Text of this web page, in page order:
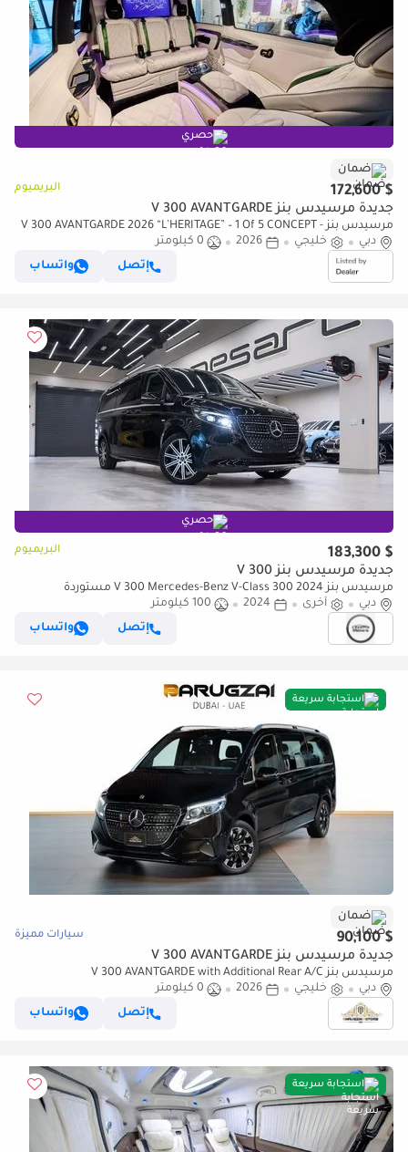
حصري
ضمان
$ 172,600 البريميوم
جديدة مرسيدس بنز V 300 AVANTGARDE
مرسيدس بنز V 300 AVANTGARDE 2026 “L’HERITAGE” – 1 Of 5 CONCEPT -
Handcrafted by ROYAL CUSTOMS in Dubai
دبي خليجي 2026
0 كيلومتر
إتصل
واتساب
حصري
$ 183,300 البريميوم
جديدة مرسيدس بنز V 300
مرسيدس بنز V 300 Mercedes-Benz V-Class 300 2024 مستوردة
دبي
أخرى 2024
100 كيلومتر
إتصل
واتساب
استجابة سريعة
ضمان
$ 90,100 سيارات مميزة
جديدة مرسيدس بنز V 300 AVANTGARDE
مرسيدس بنز V 300 AVANTGARDE with Additional Rear A/C
دبي
خليجي 2026
0 كيلومتر
إتصل
واتساب
استجابة سريعة